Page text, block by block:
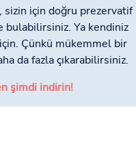
sizin için doğru prezervatif
bulabilirsiniz. Ya kendiniz
Çünkü mükemmel bir
da fazla çıkarabilirsiniz.
şimdi indirin!